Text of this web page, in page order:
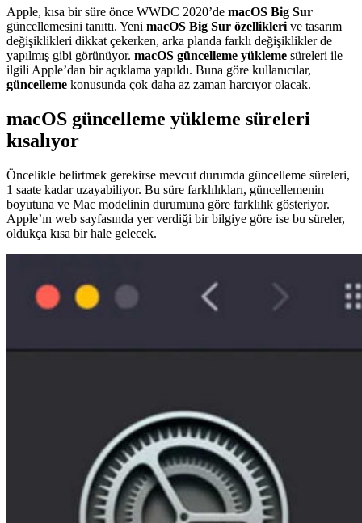
Apple, kısa bir süre önce WWDC 2020’de macOS Big Sur
güncellemesini tanıttı. Yeni macOS Big Sur özellikleri ve tasarım
değişiklikleri dikkat çekerken, arka planda farklı değişiklikler de
yapılmış gibi görünüyor. macOS güncelleme yükleme süreleri ile
ilgili Apple’dan bir açıklama yapıldı. Buna göre kullanıcılar,
güncelleme konusunda çok daha az zaman harcıyor olacak.
macOS güncelleme yükleme süreleri
kısalıyor
Öncelikle belirtmek gerekirse mevcut durumda güncelleme süreleri,
1 saate kadar uzayabiliyor. Bu süre farklılıkları, güncellemenin
boyutuna ve Mac modelinin durumuna göre farklılık gösteriyor.
Apple’ın web sayfasında yer verdiği bir bilgiye göre ise bu süreler,
oldukça kısa bir hale gelecek.